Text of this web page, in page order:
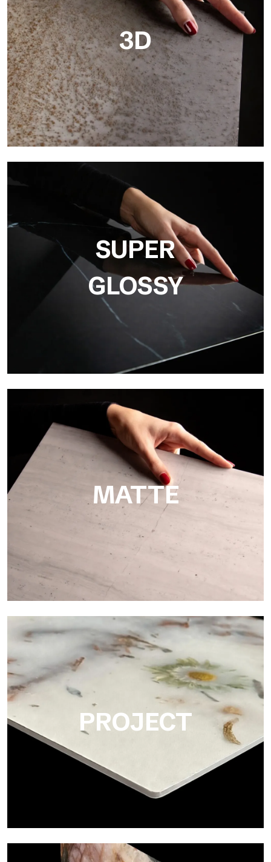
3D
Ultralight 3D è una lastra decorativa con superficie
tridimensionale che, grazie a un innovativo processo di stampa
in alta risoluzione
SUPER
GLOSSY
Super Glossy
Ultralight Super Glossy è una finitura lucida a effetto specchio
che riproduce con maestria l’eleganza della levigatura di marmi
MATTE
Ultralight Matte è una lastra decorativa con finitura satinata
opaca che emula l’eleganza tattile dei marmi e delle pietre lisce
PROJECT